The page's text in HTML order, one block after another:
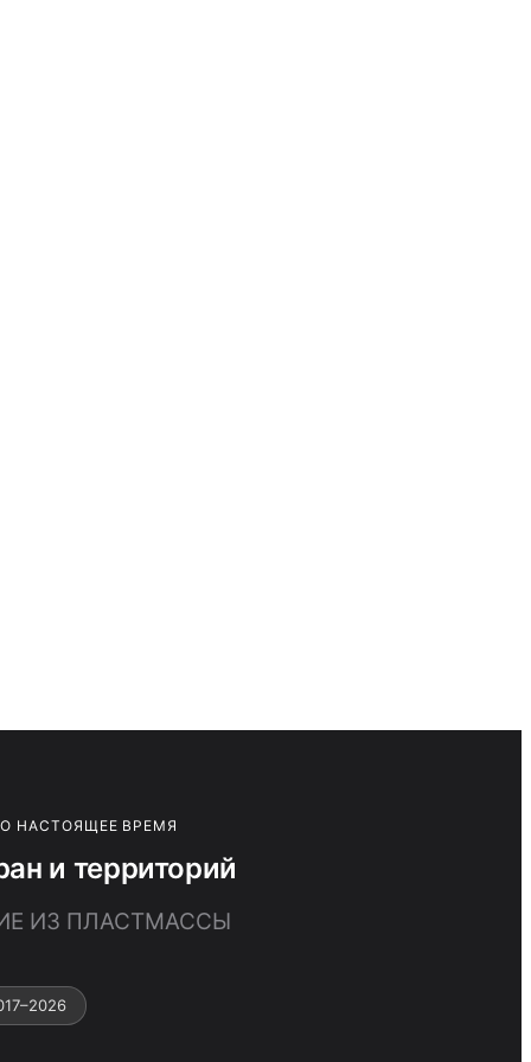
НАСТОЯЩЕЕ ВРЕМЯ
и территорий
ИЗ ПЛАСТМАССЫ